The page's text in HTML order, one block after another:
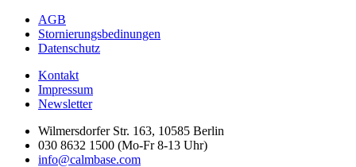
AGB
Stornierungsbedinungen
Datenschutz
Kontakt
Impressum
Newsletter
Wilmersdorfer Str. 163, 10585 Berlin
030 8632 1500 (Mo-Fr 8-13 Uhr)
info@calmbase.com